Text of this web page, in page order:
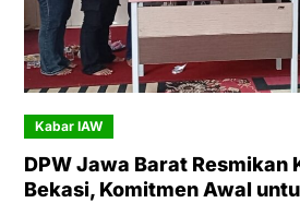
Kabar IAW
DPW Jawa Barat Resmikan
Bekasi, Komitmen Awal